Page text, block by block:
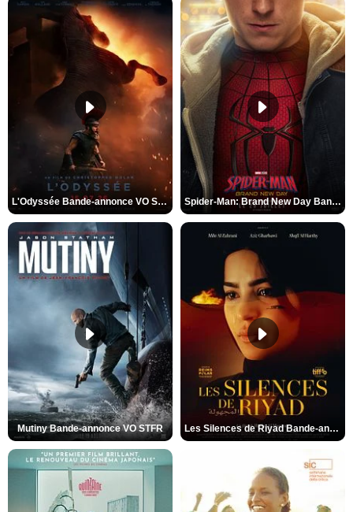
L'Odyssée Bande-annonce VO STFR Spider-Man: Brand New Day Bande-annonce VO STFR
Mutiny Bande-annonce VO STFR Les Silences de Riyad Bande-annonce VO STFR